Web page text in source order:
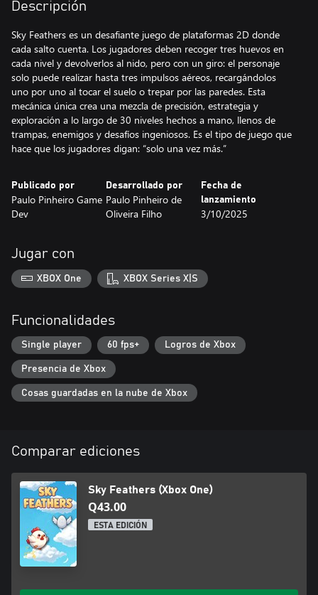
Descripción
Sky Feathers es un desafiante juego de plataformas 2D donde
cada salto cuenta. Los jugadores deben recoger tres huevos en
cada nivel y devolverlos al nido, pero con un giro: el personaje
solo puede realizar hasta tres impulsos aéreos, recargándolos
uno por uno al tocar el suelo o trepar por las paredes. Esta
mecánica única crea una mezcla de precisión, estrategia y
exploración a lo largo de 30 niveles hechos a mano, llenos de
trampas, enemigos y desafíos ingeniosos. Es el tipo de juego que
hace que los jugadores digan: “solo una vez más.”
Publicado por
Paulo Pinheiro Game
Dev
Desarrollado por
Paulo Pinheiro de
Oliveira Filho
Fecha de
lanzamiento
3/10/2025
Jugar con
XBOX One XBOX Series X|S
Funcionalidades
Single player 60 fps+ Logros de Xbox
Presencia de Xbox
Cosas guardadas en la nube de Xbox
Comparar ediciones
Sky Feathers (Xbox One)
Q43.00
ESTA EDICIÓN